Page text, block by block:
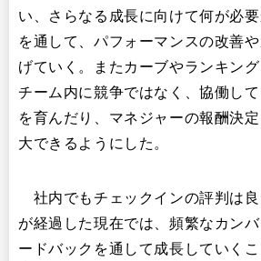
い、さらなる成長に向けて何が必
を通して、パフォーマンスの改善
げていく。またカーブやランキング
チーム内に競争ではなく、協働し
を育んだり、マネジャーの報酬決
大できるようにした。​
社内でもチェックインの評判は
が経過した現在では、頻繁なカン
ードバックを通して成長していく